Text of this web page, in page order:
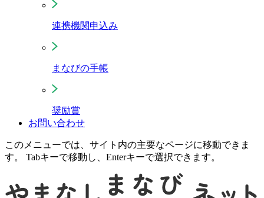
連携機関申込み
まなびの手帳
奨励賞
お問い合わせ
このメニューでは、サイト内の主要なページに移動できま
す。 Tabキーで移動し、Enterキーで選択できます。